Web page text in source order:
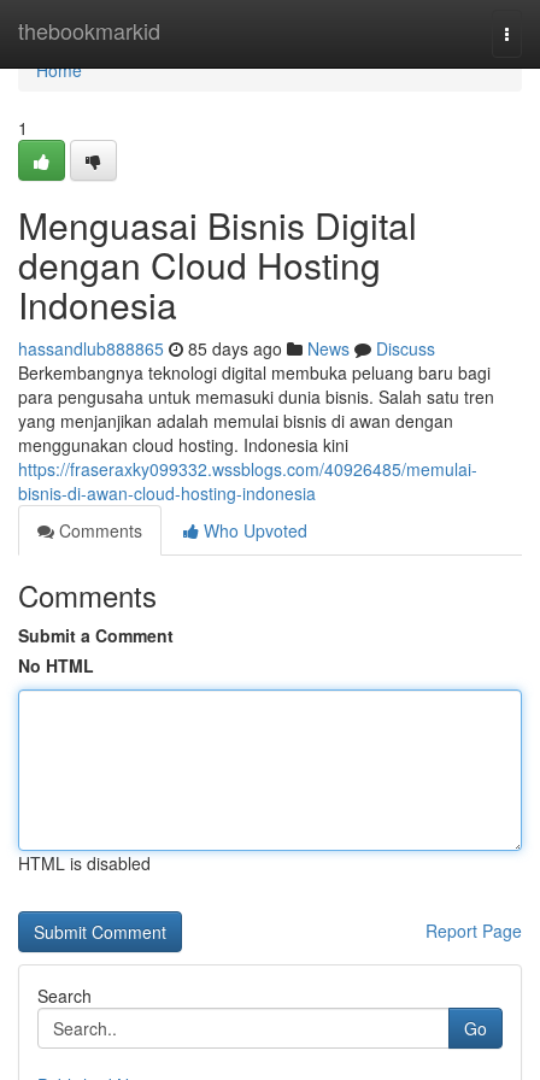
thebookmarkid
Home
Home
1
Menguasai Bisnis Digital
dengan Cloud Hosting
Indonesia
hassandlub888865 85 days ago News
Discuss
Berkembangnya teknologi digital membuka peluang baru bagi
para pengusaha untuk memasuki dunia bisnis. Salah satu tren
yang menjanjikan adalah memulai bisnis di awan dengan
menggunakan cloud hosting. Indonesia kini
https://fraseraxky099332.wssblogs.com/40926485/memulai-
bisnis-di-awan-cloud-hosting-indonesia
Comments
Who Upvoted
Comments
Submit a Comment
No HTML
HTML is disabled
Report Page
Search
Go